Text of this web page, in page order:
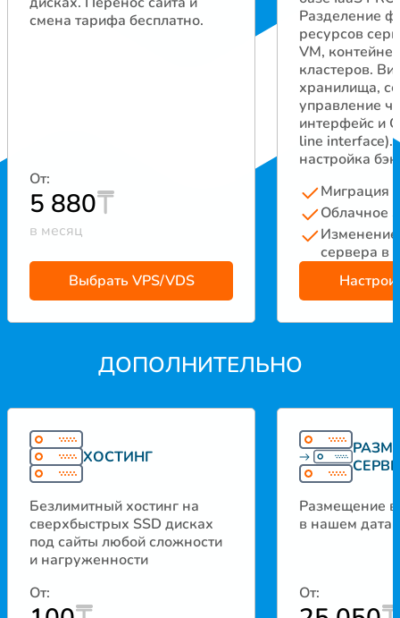
смена тарифа бесплатно.
От:
5 880
в месяц
Выбрать VPS/VDS
Разделение
ресурсов
VM,
кластеров.
хранилища,
управление
интерфейс и
line interface).
настройка
Миграция
Облачное
сервера в
ДОПОЛНИТЕЛЬНО
ХОСТИНГ
Безлимитный хостинг на
сверхбыстрых SSD дисках
под сайты любой сложности
и нагруженности
От:
Размещение
в нашем
От: